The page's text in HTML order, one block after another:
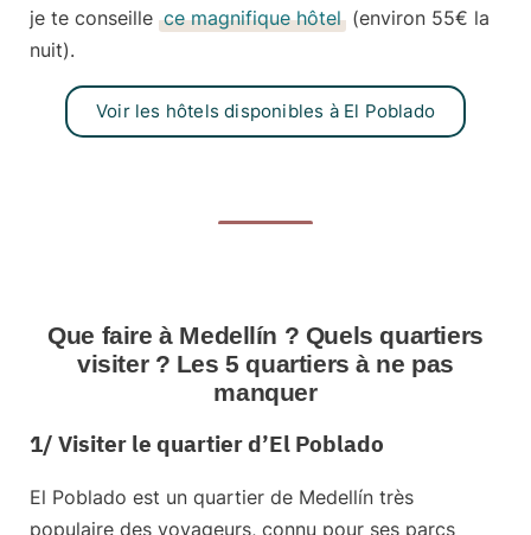
je te conseille ce magnifique hôtel (environ 55€ la
nuit).
Voir les hôtels disponibles à El Poblado
Que faire à Medellín ? Quels quartiers
visiter ? Les 5 quartiers à ne pas
manquer
1/ Visiter le quartier d’El Poblado
El Poblado est un quartier de Medellín très
populaire des voyageurs, connu pour ses parcs